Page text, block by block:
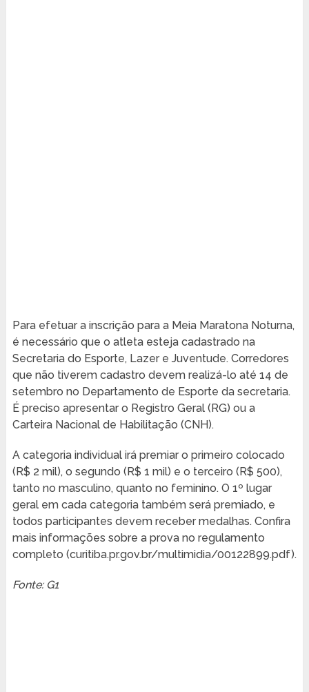
Para efetuar a inscrição para a Meia Maratona Noturna,
é necessário que o atleta esteja cadastrado na
Secretaria do Esporte, Lazer e Juventude. Corredores
que não tiverem cadastro devem realizá-lo até 14 de
setembro no Departamento de Esporte da secretaria.
É preciso apresentar o Registro Geral (RG) ou a
Carteira Nacional de Habilitação (CNH).
A categoria individual irá premiar o primeiro colocado
(R$ 2 mil), o segundo (R$ 1 mil) e o terceiro (R$ 500),
tanto no masculino, quanto no feminino. O 1º lugar
geral em cada categoria também será premiado, e
todos participantes devem receber medalhas. Confira
mais informações sobre a prova no regulamento
completo (curitiba.pr.gov.br/multimidia/00122899.pdf).
Fonte: G1